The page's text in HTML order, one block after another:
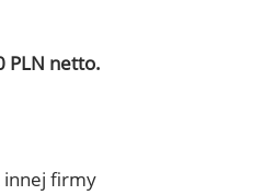
PLN netto.
innej firmy